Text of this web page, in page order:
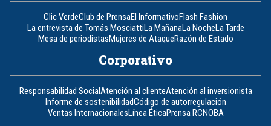
Clic VerdeClub de PrensaEl InformativoFlash Fashion
La entrevista de Tomás MosciattiLa MañanaLa NocheLa Tarde
Mesa de periodistasMujeres de AtaqueRazón de Estado
Corporativo
Responsabilidad SocialAtención al clienteAtención al inversionista
Informe de sostenibilidadCódigo de autorregulación
Ventas InternacionalesLínea ÉticaPrensa RCNOBA